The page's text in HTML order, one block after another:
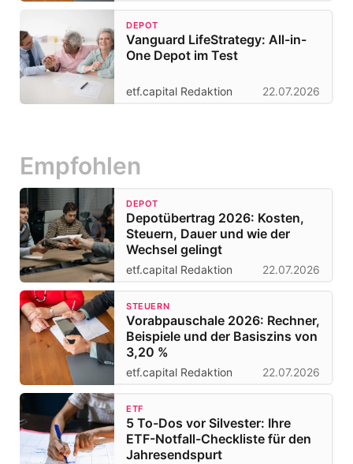
DEPOT
Vanguard LifeStrategy: All-in-
One Depot im Test
etf.capital Redaktion 22.07.2026
Empfohlen
DEPOT
Depotübertrag 2026: Kosten,
Steuern, Dauer und wie der
Wechsel gelingt
etf.capital Redaktion 22.07.2026
STEUERN
Vorabpauschale 2026: Rechner,
Beispiele und der Basiszins von
3,20 %
etf.capital Redaktion 22.07.2026
ETF
5 To-Dos vor Silvester: Ihre
ETF-Notfall-Checkliste für den
Jahresendspurt